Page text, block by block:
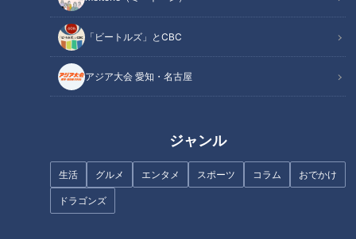
「ビートルズ」とCBC
アジア大会 愛知・名古屋
ジャンル
生活 グルメ エンタメ スポーツ コラム おでかけ
ドラゴンズ
保存されていましたが、活用方法を模索する中で、2022年に
石川さんへ無償譲渡されたといいます。
石川さんは建設機械の修理経験はあったものの、SLの修理は
長年雨ざらしだったため腐食や汚れが激しかったものの、部品
をひとつずつ分解してサビを落とし、不足部品を集め、穴の開
いた箇所は板金塗装で補修。さらに配管をつなぎ、蒸気の代わ